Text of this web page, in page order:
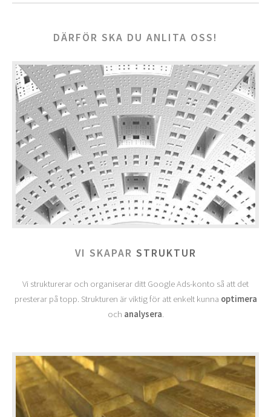
DÄRFÖR SKA DU ANLITA OSS!
VI SKAPAR STRUKTUR
Vi strukturerar och organiserar ditt Google Ads-konto så att det
presterar på topp. Strukturen är viktig för att enkelt kunna optimera
och analysera.